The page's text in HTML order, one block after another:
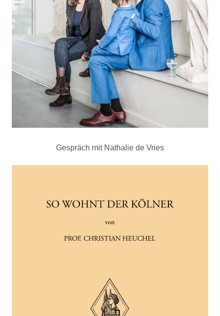
Gespräch mit Nathalie de Vries